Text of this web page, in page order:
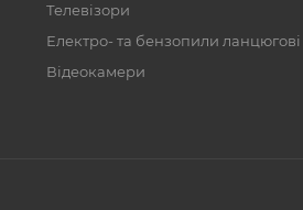
Телевізори
Електро- та бензопили ланцюгові
Відеокамери